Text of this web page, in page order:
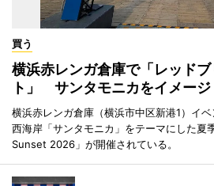
買う
横浜赤レンガ倉庫で「レッド
ト」 サンタモニカをイメー
横浜赤レンガ倉庫（横浜市中区新港1）イ
西海岸「サンタモニカ」をテーマにした夏
Sunset 2026」が開催されている。